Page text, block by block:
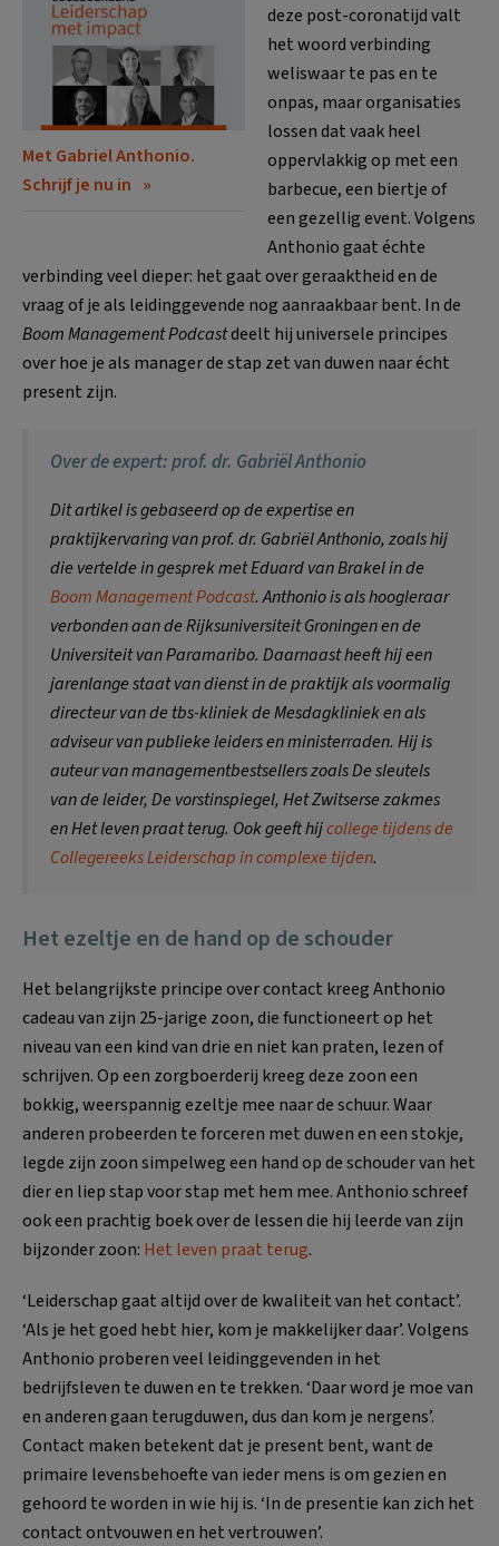
Met Gabriel Anthonio.
Schrijf je nu in
deze post-coronatijd valt
het woord verbinding
weliswaar te pas en te
onpas, maar organisaties
lossen dat vaak heel
oppervlakkig op met een
barbecue, een biertje of
een gezellig event. Volgens
Anthonio gaat échte
verbinding veel dieper: het gaat over geraaktheid en de
vraag of je als leidinggevende nog aanraakbaar bent. In de
Boom Management Podcastdeelt hij universele principes
over hoe je als manager de stap zet van duwen naar écht
present zijn.
Over de expert: prof. dr. Gabriël Anthonio
Dit artikel is gebaseerd op de expertise en
praktijkervaring van prof. dr. Gabriël Anthonio, zoals hij
die vertelde in gesprek met Eduard van Brakel in de
Boom Management Podcast. Anthonio is als hoogleraar
verbonden aan de Rijksuniversiteit Groningen en de
Universiteit van Paramaribo. Daarnaast heeft hij een
jarenlange staat van dienst in de praktijk als voormalig
directeur van de tbs-kliniek de Mesdagkliniek en als
adviseur van publieke leiders en ministerraden. Hij is
auteur van managementbestsellers zoalsDe sleutels
van de leider,De vorstinspiegel,Het Zwitserse zakmes
enHet leven praat terug. Ook geeft hijcollege tijdens de
Collegereeks Leiderschap in complexe tijden.
Het ezeltje en de hand op de schouder
Het belangrijkste principe over contact kreeg Anthonio
cadeau van zijn 25-jarige zoon, die functioneert op het
niveau van een kind van drie en niet kan praten, lezen of
schrijven. Op een zorgboerderij kreeg deze zoon een
bokkig, weerspannig ezeltje mee naar de schuur. Waar
anderen probeerden te forceren met duwen en een stokje,
legde zijn zoon simpelweg een hand op de schouder van het
dier en liep stap voor stap met hem mee. Anthonio schreef
ook een prachtig boek over de lessen die hij leerde van zijn
bijzonder zoon: Het leven praat terug.
‘Leiderschap gaat altijd over de kwaliteit van het contact’.
‘Als je het goed hebt hier, kom je makkelijker daar’. Volgens
Anthonio proberen veel leidinggevenden in het
bedrijfsleven te duwen en te trekken. ‘Daar word je moe van
en anderen gaan terugduwen, dus dan kom je nergens’.
Contact maken betekent dat je present bent, want de
primaire levensbehoefte van ieder mens is om gezien en
gehoord te worden in wie hij is. ‘In de presentie kan zich het
contact ontvouwen en het vertrouwen’.